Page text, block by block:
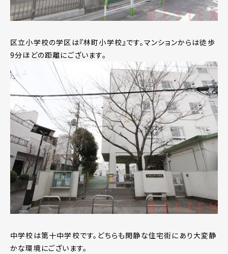
区立小学校の学区は『林町小学校』です。マンションからは徒歩
9分ほどの距離にございます。
中学校は第十中学校です。どちらも閑静な住宅街にあり大変静
かな環境にございます。